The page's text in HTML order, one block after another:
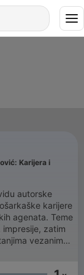
Karijera i
autorske
karijere
agenata. Teme
zatim
vezanim
sportista